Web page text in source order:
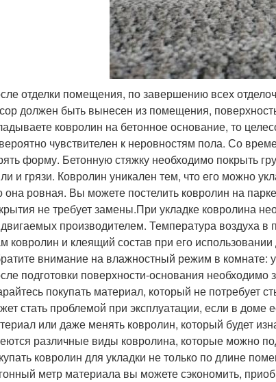
отделки помещения, по завершению всех
должен быть вынесен из помещения,
ковролин на бетонное основание, то
чувствителен к неровностям пола. Со
форму. Бетонную стяжку необходимо покрыть
и грязи. Ковролин уникален тем, что его можно
она ровная. Вы можете постелить ковролин на
не требует замены.При укладке ковролина
производителем. Температура воздуха
ковролин и клеящий состав при его
внимание на влажностный режим в комнате:
подготовки поверхности-основания
покупать материал, который не потребует
стать проблемой при эксплуатации, если в доме
или даже менять ковролин, который будет
различные виды ковролина, которые можно
ковролин для укладки не только по длине
метр материала вы можете сэкономить,